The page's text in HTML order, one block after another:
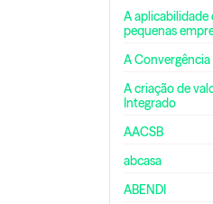
A aplicabilidade
pequenas
A
A criação de
Integrado
AACSB
abcasa
ABENDI